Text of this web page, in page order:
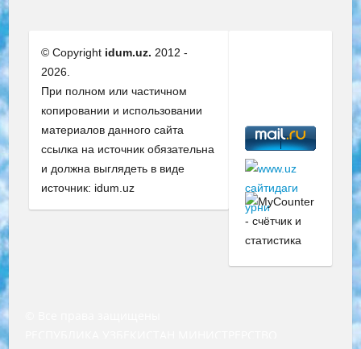
© Copyright idum.uz. 2012 -
2026.
При полном или частичном
копировании и использовании
материалов данного сайта
ссылка на источник обязательна
и должна выглядеть в виде
источник: idum.uz